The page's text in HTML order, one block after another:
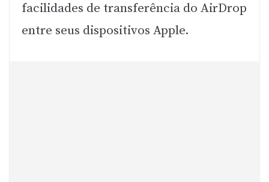
facilidades de transferência do AirDrop
entre seus dispositivos Apple.